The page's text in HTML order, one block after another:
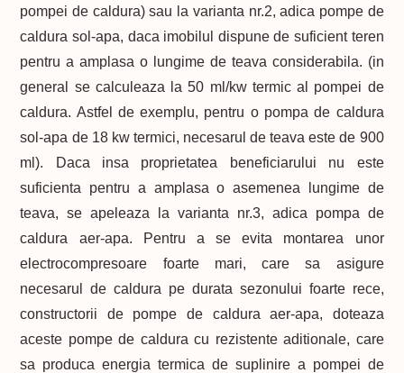
pompei de caldura) sau la varianta nr.2, adica pompe de
caldura sol-apa, daca imobilul dispune de suficient teren
pentru a amplasa o lungime de teava considerabila. (in
general se calculeaza la 50 ml/kw termic al pompei de
caldura. Astfel de exemplu, pentru o pompa de caldura
sol-apa de 18 kw termici, necesarul de teava este de 900
ml). Daca insa proprietatea beneficiarului nu este
suficienta pentru a amplasa o asemenea lungime de
teava, se apeleaza la varianta nr.3, adica pompa de
caldura aer-apa. Pentru a se evita montarea unor
electrocompresoare foarte mari, care sa asigure
necesarul de caldura pe durata sezonului foarte rece,
constructorii de pompe de caldura aer-apa, doteaza
aceste pompe de caldura cu rezistente aditionale, care
sa produca energia termica de suplinire a pompei de